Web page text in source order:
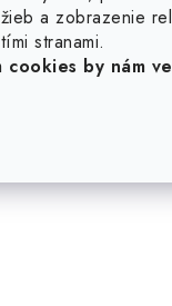
a zobrazenie
stranami.
cookies by nám